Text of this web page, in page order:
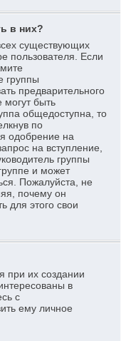
в них?
существующих
пользователя. Если
группы
предварительного
могут быть
общедоступна, то
по
одобрение на
на вступление,
группы
и может
Пожалуйста, не
почему он
для этого свои
при их создании
в
с
ему личное